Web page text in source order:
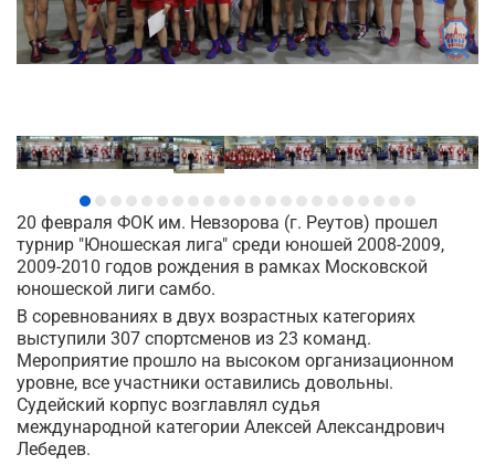
20 февраля ФОК им. Невзорова (г. Реутов) прошел
турнир "Юношеская лига" среди юношей 2008-2009,
2009-2010 годов рождения в рамках Московской
юношеской лиги самбо.
В соревнованиях в двух возрастных категориях
выступили 307 спортсменов из 23 команд.
Мероприятие прошло на высоком организационном
уровне, все участники оставились довольны.
Судейский корпус возглавлял судья
международной категории Алексей Александрович
Лебедев.